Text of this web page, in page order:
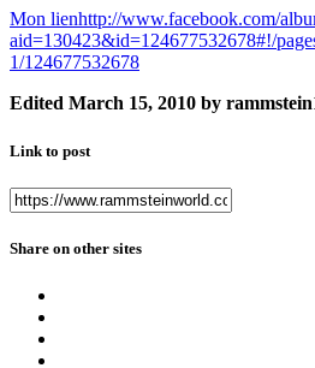
Mon lienhttp://www.facebook.com/
aid=130423&id=124677532678#!/
1/124677532678
Edited March 15, 2010 by
Link to post
Share on other sites